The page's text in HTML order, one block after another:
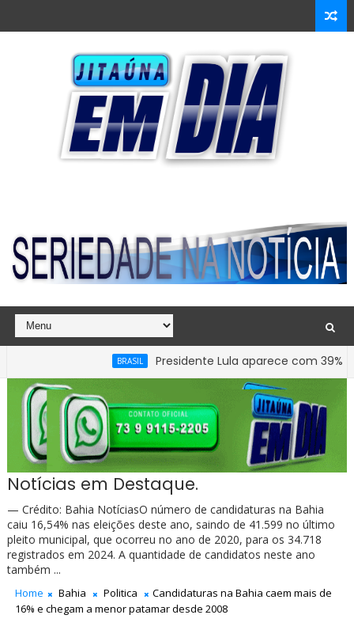
Presidente Lula aparece com 39% contra
Notícias em Destaque.
— Crédito: Bahia NotíciasO número de candidaturas na Bahia
caiu 16,54% nas eleições deste ano, saindo de 41.599 no último
pleito municipal, que ocorreu no ano de 2020, para os 34.718
registrados em 2024. A quantidade de candidatos neste ano
também ...
Home Bahia Politica
Candidaturas na Bahia caem mais de
16% e chegam a menor patamar desde 2008